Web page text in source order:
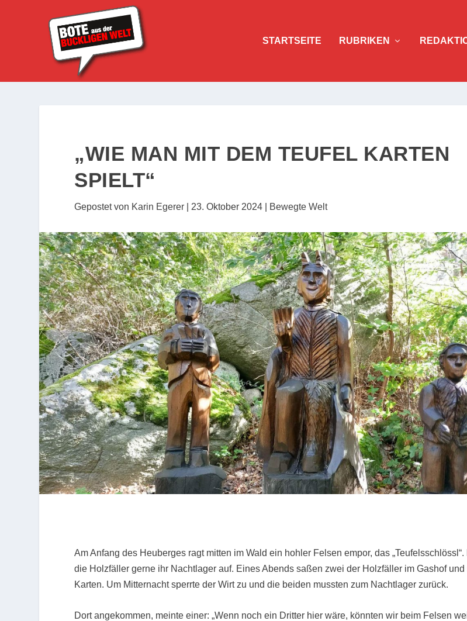
STARTSEITE RUBRIKEN
„WIE MAN MIT DEM TEUFEL KARTEN
SPIELT“
Gepostet von Karin Egerer 23. Oktober 2024 Bewegte Welt
Am Anfang des Heuberges ragt mitten im Wald ein hohler Felsen empor, das
die Holzfäller gerne ihr Nachtlager auf. Eines Abends saßen zwei der Holzfäller im Gashof und
Karten. Um Mitternacht sperrte der Wirt zu und die beiden mussten zum Nachtlager zurück.
Dort angekommen, meinte einer: „Wenn noch ein Dritter hier wäre, könnten wir beim Felsen